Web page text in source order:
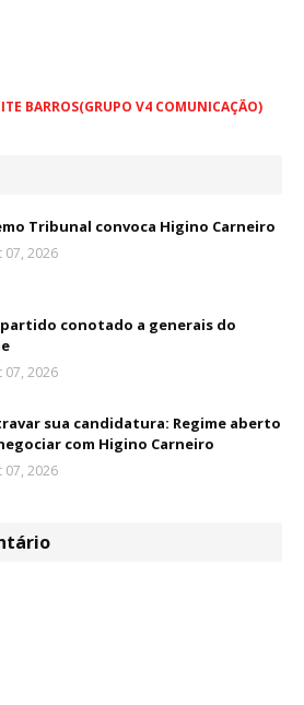
BARROS(GRUPO V4 COMUNICAÇÃO)
Tribunal convoca Higino Carneiro
07, 2026
conotado a generais do
07, 2026
sua candidatura: Regime aberto
com Higino Carneiro
07, 2026